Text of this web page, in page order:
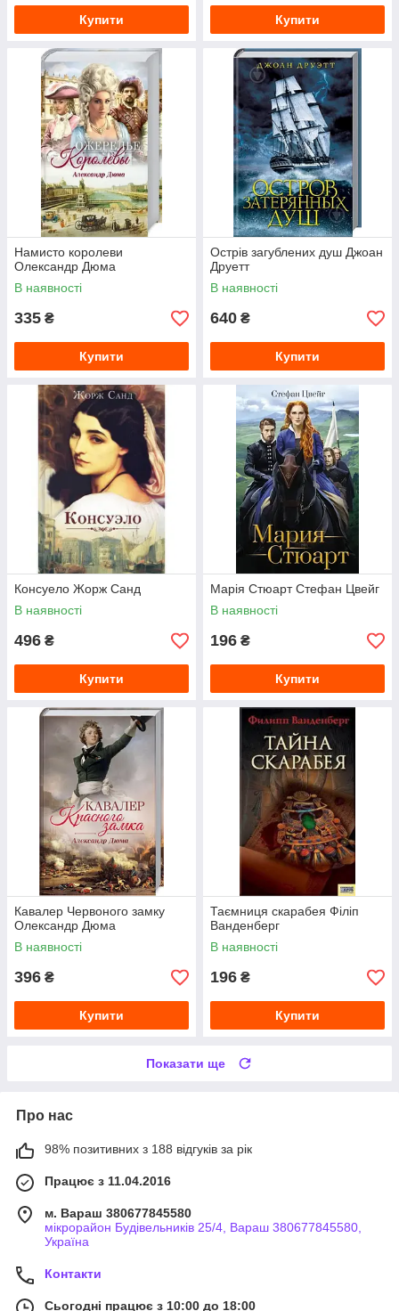
Купити Купити
Намисто королеви
Олександр Дюма
В наявності
335 ₴
Купити
Острів загублених душ Джоан
Друетт
В наявності
640 ₴
Купити
Консуело Жорж Санд
В наявності
496 ₴
Купити
Марія Стюарт Стефан Цвейг
В наявності
196 ₴
Купити
Кавалер Червоного замку
Олександр Дюма
В наявності
396 ₴
Купити
Таємниця скарабея Філіп
Ванденберг
В наявності
196 ₴
Купити
Показати ще
Про нас
98% позитивних з 188 відгуків за рік
Працює з 11.04.2016
м. Вараш 380677845580
мікрорайон Будівельників 25/4, Вараш 380677845580,
Україна
Контакти
Сьогодні працює з 10:00 до 18:00